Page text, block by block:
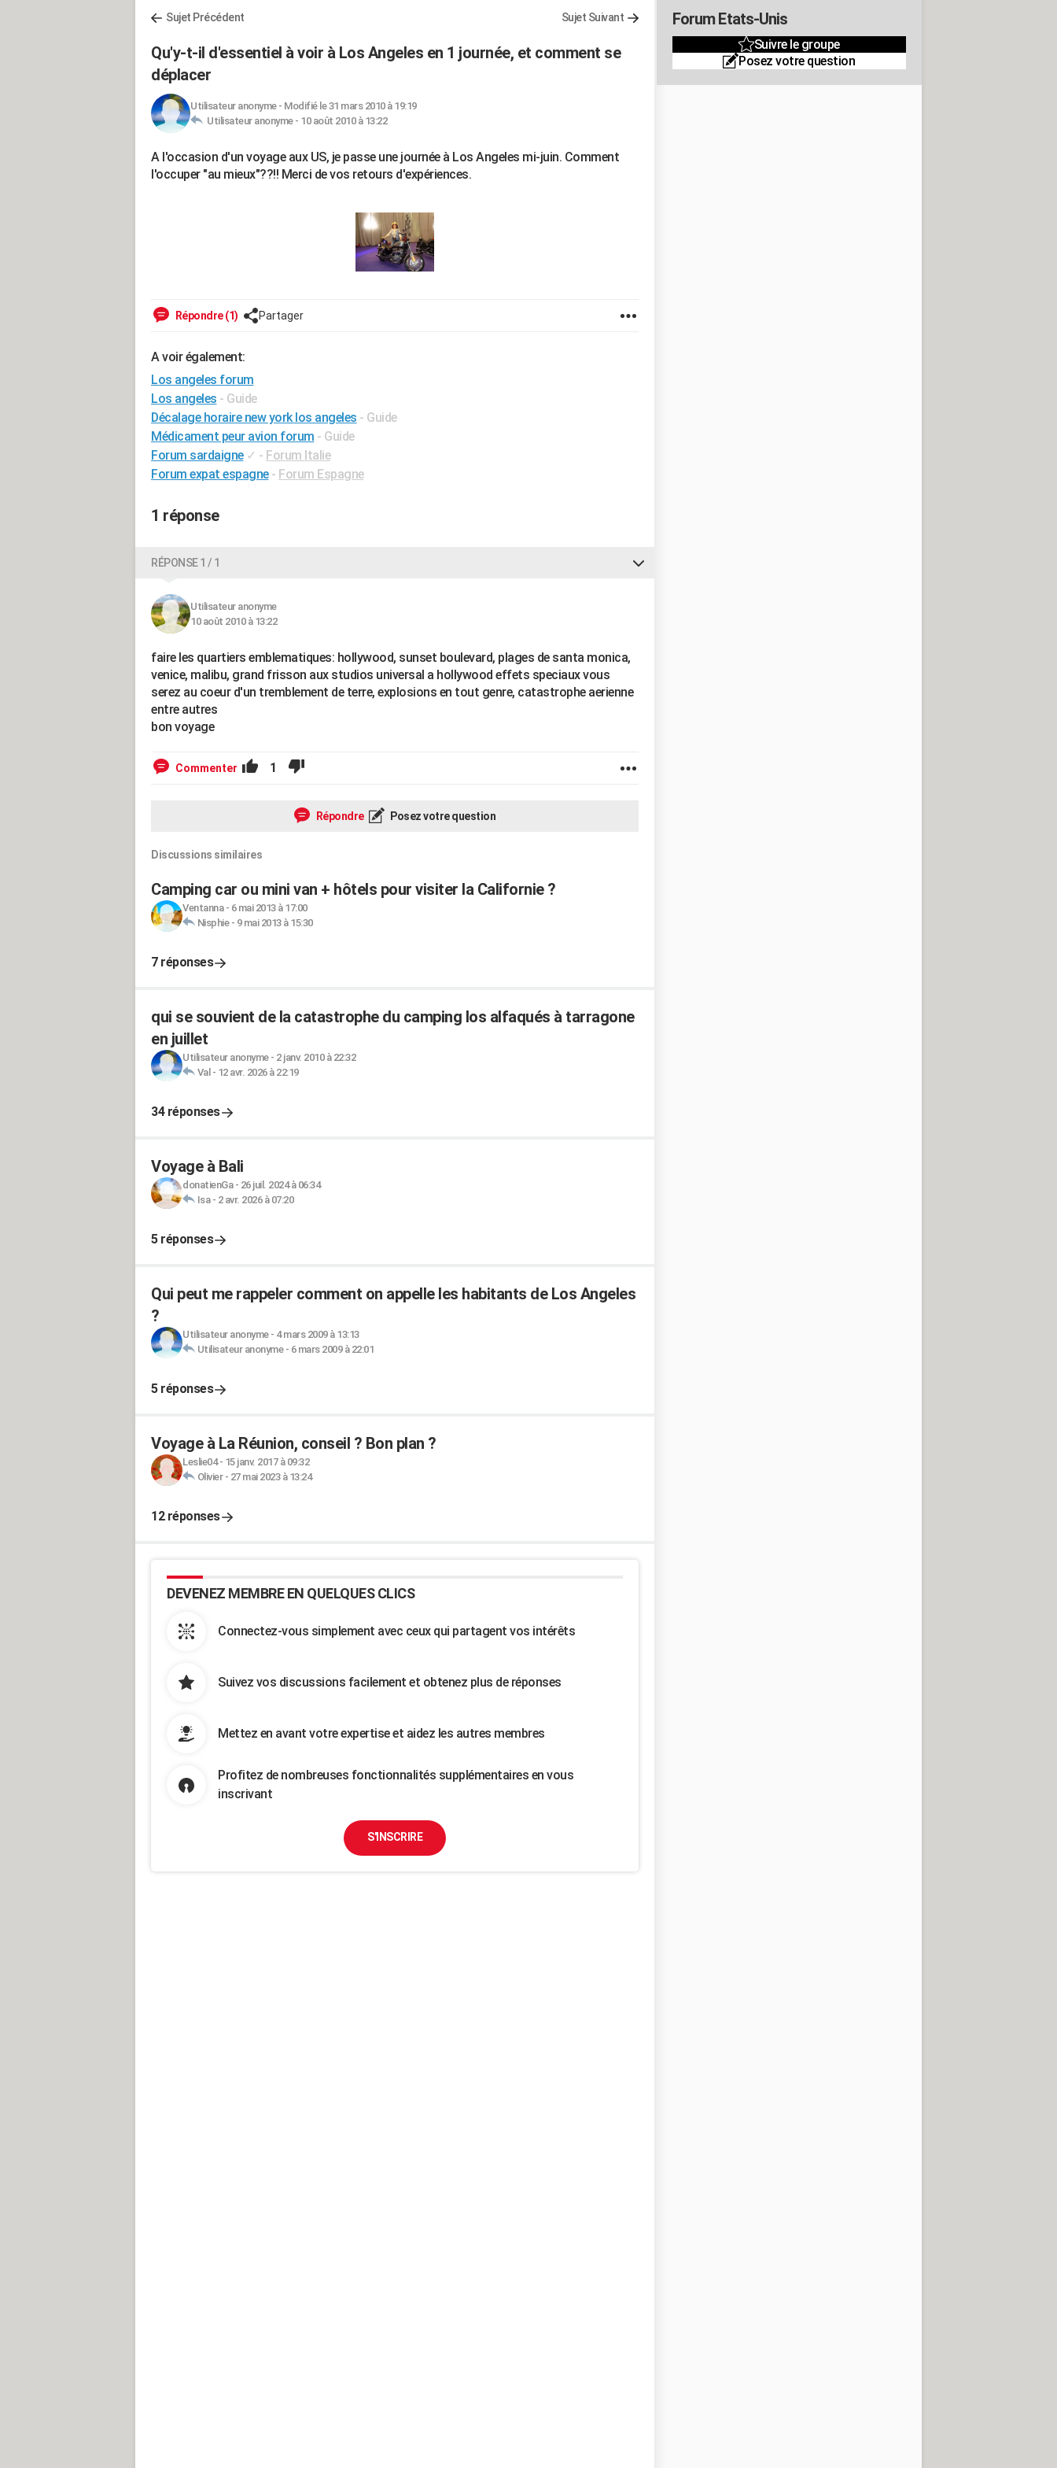
Sujet Précédent Sujet Suivant
Qu'y-t-il d'essentiel à voir à Los Angeles en 1 journée, et comment se
déplacer
Utilisateur anonyme- Modifié le 31 mars 2010 à 19:19
Utilisateur anonyme - 10 août 2010 à 13:22
A l'occasion d'un voyage aux US, je passe une journée à Los Angeles mi-juin. Comment
l'occuper "au mieux"??!! Merci de vos retours d'expériences.
Répondre (1) Partager
A voir également:
Los angeles forum
Los angeles - Guide
Décalage horaire new york los angeles - Guide
Médicament peur avion forum - Guide
Forum sardaigne ✓ - Forum Italie
Forum expat espagne - Forum Espagne
1 réponse
RÉPONSE 1 / 1
Utilisateur anonyme
10 août 2010 à 13:22
faire les quartiers emblematiques: hollywood, sunset boulevard, plages de santa monica,
venice, malibu, grand frisson aux studios universal a hollywood effets speciaux vous
serez au coeur d'un tremblement de terre, explosions en tout genre, catastrophe aerienne
entre autres
bon voyage
Commenter 1
Répondre Posez votre question
Discussions similaires
Camping car ou mini van + hôtels pour visiter la Californie ?
Ventanna- 6 mai 2013 à 17:00
Nisphie- 9 mai 2013 à 15:30
7 réponses
qui se souvient de la catastrophe du camping los alfaqués à tarragone
en juillet
Utilisateur anonyme- 2 janv. 2010 à 22:32
Val - 12 avr. 2026 à 22:19
34 réponses
Voyage à Bali
donatienGa- 26 juil. 2024 à 06:34
Isa- 2 avr. 2026 à 07:20
5 réponses
Qui peut me rappeler comment on appelle les habitants de Los Angeles
?
Utilisateur anonyme- 4 mars 2009 à 13:13
Utilisateur anonyme- 6 mars 2009 à 22:01
5 réponses
Voyage à La Réunion, conseil ? Bon plan ?
Leslie04- 15 janv. 2017 à 09:32
Olivier- 27 mai 2023 à 13:24
12 réponses
DEVENEZ MEMBRE EN QUELQUES CLICS
Connectez-vous simplement avec ceux qui partagent vos intérêts
Suivez vos discussions facilement et obtenez plus de réponses
Mettez en avant votre expertise et aidez les autres membres
Profitez de nombreuses fonctionnalités supplémentaires en vous
inscrivant
S'INSCRIRE
Forum Etats-Unis
Suivre le groupe
Posez votre question